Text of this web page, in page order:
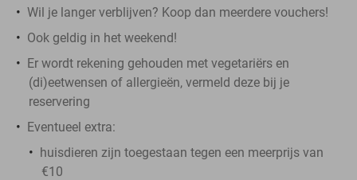
Wil je langer verblijven? Koop dan meerdere vouchers!
Ook geldig in het weekend!
Er wordt rekening gehouden met vegetariërs en
(di)eetwensen of allergieën, vermeld deze bij je
reservering
Eventueel extra:
huisdieren zijn toegestaan tegen een meerprijs van
€10